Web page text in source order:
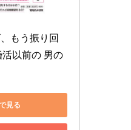
もう振り回
以前の 男の
見る